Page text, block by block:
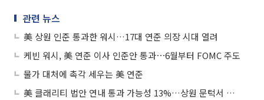
관련 뉴스
美 상원 인준 통과한 워시…17대 연준 의장 시대 열려
케빈 워시, 美 연준 이사 인준안 통과⋯6월부터 FOMC 주도
물가 대처에 촉각 세우는 美 연준
美 클래리티 법안 연내 통과 가능성 13%…상원 문턱서 제동